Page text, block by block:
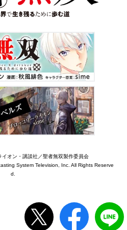
オン・講談社／聖者無双製作委員会
System Television, Inc. All Rights Reserve
d.